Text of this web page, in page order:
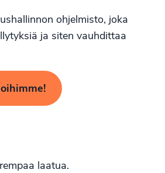
ohjelmisto, joka
ja siten vauhdittaa
laatua.